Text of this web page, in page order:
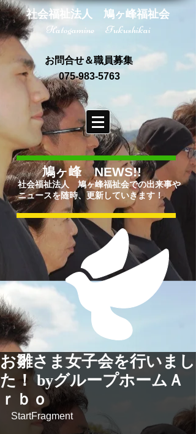
社会福祉法人 鳩ヶ峰福祉会
Hatogamine Fukushikai
075-983-5763
お問合せ＆職員募集
鳩ヶ峰 NEWS!!
社会福祉法人 鳩ヶ峰福祉会での出来事や
ニュースを随時、更新していきます！
お雛さま女子会を行いまし
た！ byグループホームＡ
ｒｂｏ
StartFragment